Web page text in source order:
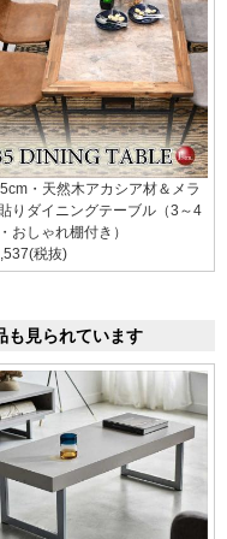
・天然木アカシア材＆メラ
りダイニングテーブル（3～4
おしゃれ棚付き）
税抜)
も見られています